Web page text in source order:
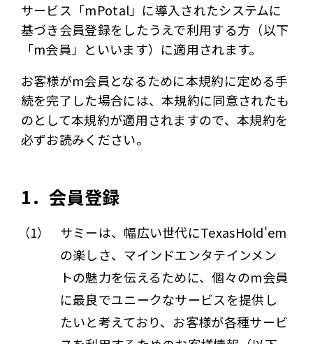
サービス「mPotal」に導入されたシステムに
基づき会員登録をしたうえで利用する方（以下
「m会員」といいます）に適用されます。
お客様がm会員となるために本規約に定める手
続を完了した場合には、本規約に同意されたも
のとして本規約が適用されますので、本規約を
必ずお読みください。
1．会員登録
（1）
サミーは、幅広い世代にTexasHold'em
の楽しさ、マインドエンタテインメン
トの魅力を伝えるために、個々のm会員
に最良でユニークなサービスを提供し
たいと考えており、お客様が各種サービ